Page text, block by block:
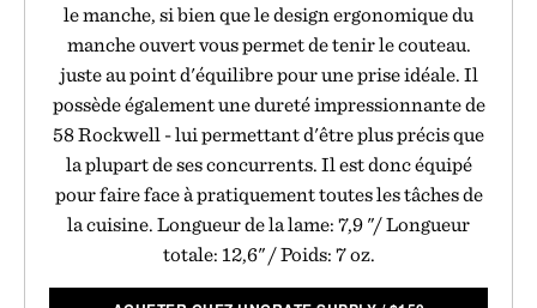
le manche, si bien que le design ergonomique du
manche ouvert vous permet de tenir le couteau.
juste au point d'équilibre pour une prise idéale. Il
possède également une dureté impressionnante de
58 Rockwell - lui permettant d'être plus précis que
la plupart de ses concurrents. Il est donc équipé
pour faire face à pratiquement toutes les tâches de
la cuisine. Longueur de la lame: 7,9 "/ Longueur
totale: 12,6" / Poids: 7 oz.